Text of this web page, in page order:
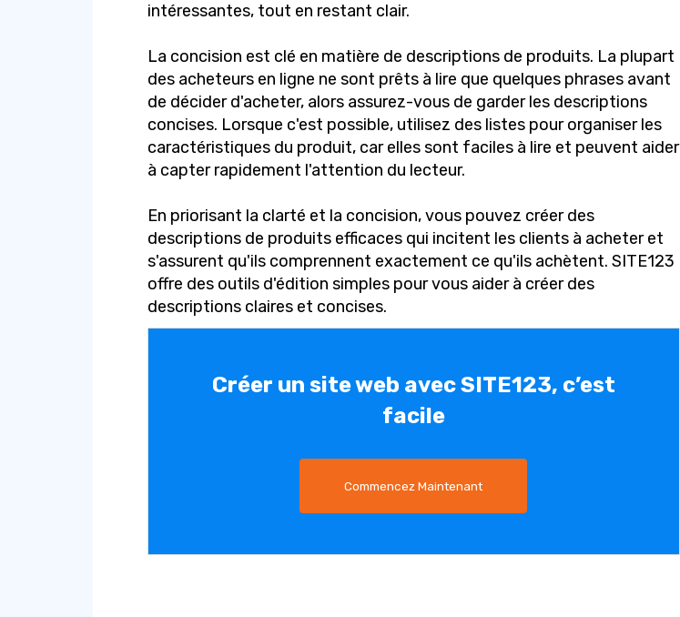
intéressantes, tout en restant clair.
La concision est clé en matière de descriptions de produits. La plupart
des acheteurs en ligne ne sont prêts à lire que quelques phrases avant
de décider d'acheter, alors assurez-vous de garder les descriptions
concises. Lorsque c'est possible, utilisez des listes pour organiser les
caractéristiques du produit, car elles sont faciles à lire et peuvent aider
à capter rapidement l'attention du lecteur.
En priorisant la clarté et la concision, vous pouvez créer des
descriptions de produits efficaces qui incitent les clients à acheter et
s'assurent qu'ils comprennent exactement ce qu'ils achètent. SITE123
offre des outils d'édition simples pour vous aider à créer des
descriptions claires et concises.
Créer un site web avec SITE123, c’est
facile
Commencez Maintenant